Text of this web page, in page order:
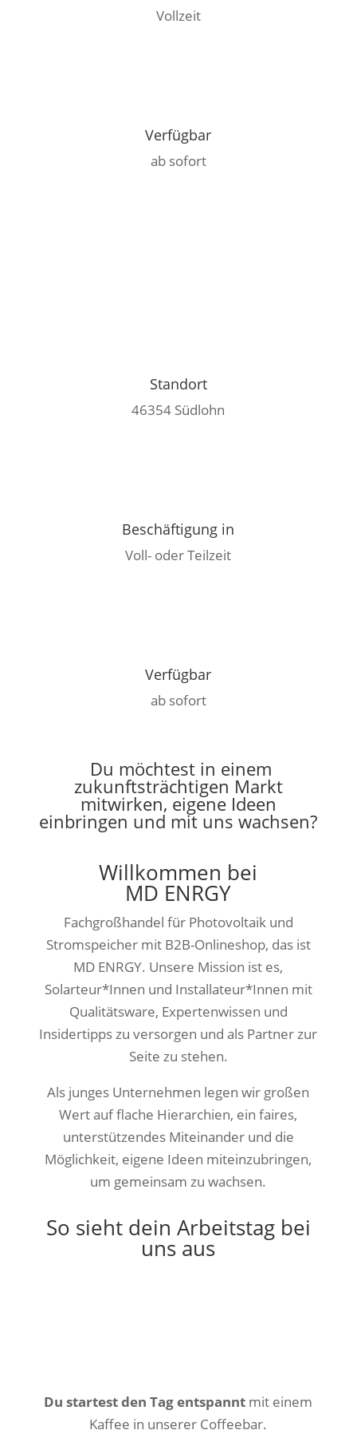
Vollzeit
Verfügbar
ab sofort
Standort
46354 Südlohn
Beschäftigung in
Voll- oder Teilzeit
Verfügbar
ab sofort
Du möchtest in einem
zukunftsträchtigen Markt
mitwirken, eigene Ideen
einbringen und mit uns wachsen?
Willkommen bei
MD ENRGY
Fachgroßhandel für Photovoltaik und
Stromspeicher mit B2B-Onlineshop, das ist
MD ENRGY. Unsere Mission ist es,
Solarteur*Innen und Installateur*Innen mit
Qualitätsware, Expertenwissen und
Insidertipps zu versorgen und als Partner zur
Seite zu stehen.
Als junges Unternehmen legen wir großen
Wert auf flache Hierarchien, ein faires,
unterstützendes Miteinander und die
Möglichkeit, eigene Ideen miteinzubringen,
um gemeinsam zu wachsen.
So sieht dein Arbeitstag bei
uns aus
Du startest den Tag entspannt mit einem
Kaffee in unserer Coffeebar.